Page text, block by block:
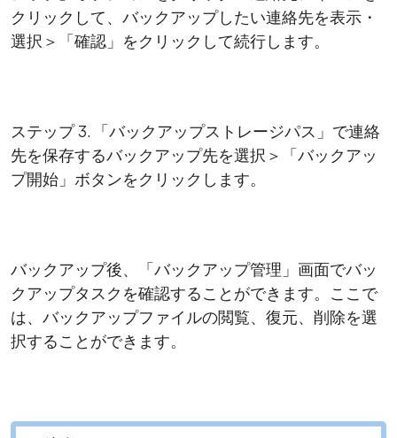
クリックして、バックアップしたい連絡先を表示・
選択＞「確認」をクリックして続行します。
ステップ 3. 「バックアップストレージパス」で連絡
先を保存するバックアップ先を選択＞「バックアッ
プ開始」ボタンをクリックします。
バックアップ後、「バックアップ管理」画面でバッ
クアップタスクを確認することができます。ここで
は、バックアップファイルの閲覧、復元、削除を選
択することができます。